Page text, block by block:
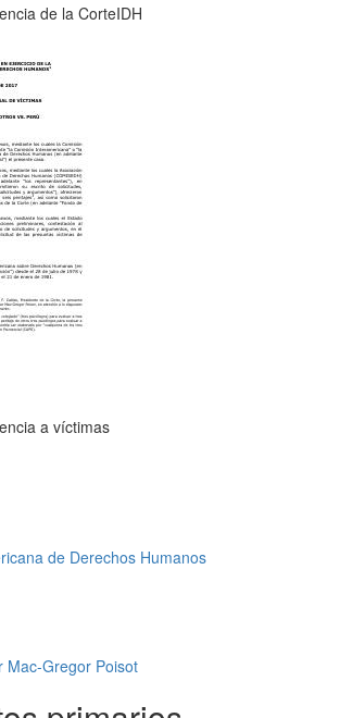
de la CorteIDH
a víctimas
de Derechos Humanos
Mac-Gregor Poisot